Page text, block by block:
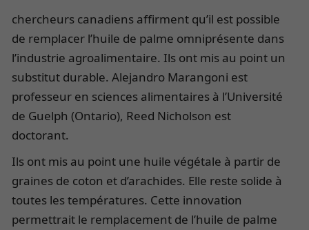
chercheurs canadiens affirment qu’il est possible
de remplacer l’huile de palme omniprésente dans
l’industrie agroalimentaire. Ils ont mis au point un
substitut durable. Alejandro Marangoni est
professeur en sciences alimentaires à l’Université
de Guelph (Ontario), Reed Nicholson est
doctorant.
Ils ont mis au point une huile végétale à partir de
graines de coton et d’arachides. Elle reste solide à
toutes les températures. Cette innovation
permettrait le remplacement de l’huile de palme